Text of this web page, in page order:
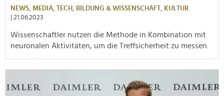
NEWS, MEDIA, TECH, BILDUNG & WISSENSCHAFT, KULTUR
| 21.06.2023
Wissenschaftler nutzen die Methode in Kombination mit
neuronalen Aktivitäten, um die Treffsicherheit zu messen.